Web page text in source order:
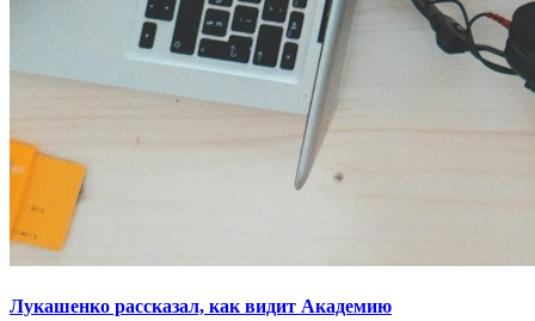
Лукашенко рассказал, как видит Академию